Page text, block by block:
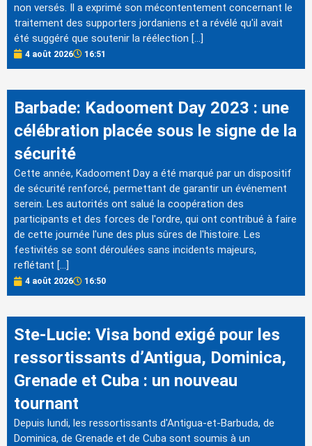
non versés. Il a exprimé son mécontentement concernant le
traitement des supporters jordaniens et a révélé qu'il avait
été suggéré que soutenir la réélection […]
4 août 2026 16:51
Barbade: Kadooment Day 2023 : une
célébration placée sous le signe de la
sécurité
Cette année, Kadooment Day a été marqué par un dispositif
de sécurité renforcé, permettant de garantir un événement
serein. Les autorités ont salué la coopération des
participants et des forces de l'ordre, qui ont contribué à faire
de cette journée l'une des plus sûres de l'histoire. Les
festivités se sont déroulées sans incidents majeurs,
reflétant […]
4 août 2026 16:50
Ste-Lucie: Visa bond exigé pour les
ressortissants d’Antigua, Dominica,
Grenade et Cuba : un nouveau
tournant
Depuis lundi, les ressortissants d'Antigua-et-Barbuda, de
Dominica, de Grenade et de Cuba sont soumis à un